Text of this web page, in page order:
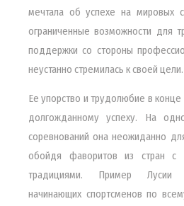
мечтала об успехе на мировых
ограниченные возможности для
поддержки со стороны
неустанно стремилась к своей цели.
Ее упорство и трудолюбие в
долгожданному успеху. На
соревнований она неожиданно
обойдя фаворитов из стран с
традициями. Пример Лусии
начинающих спортсменов по